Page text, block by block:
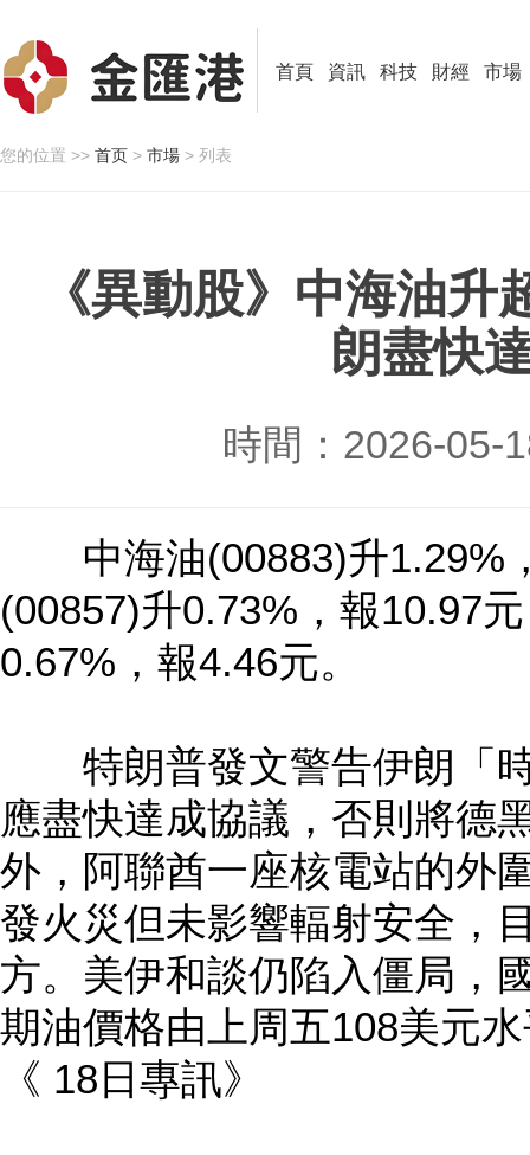
首頁 資訊 科技 財經 市場
您的位置 >> 首页 > 市場 > 列表
《異動股》中海油
朗盡快
時間：2026-
中海油(00883)升1.29%
(00857)升0.73%，報10.97
0.67%，報4.46元。
特朗普發文警告伊朗「時
應盡快達成協議，否則將德
外，阿聯酋一座核電站的外
發火災但未影響輻射安全，
方。美伊和談仍陷入僵局，
期油價格由上周五108美元
《 18日專訊》